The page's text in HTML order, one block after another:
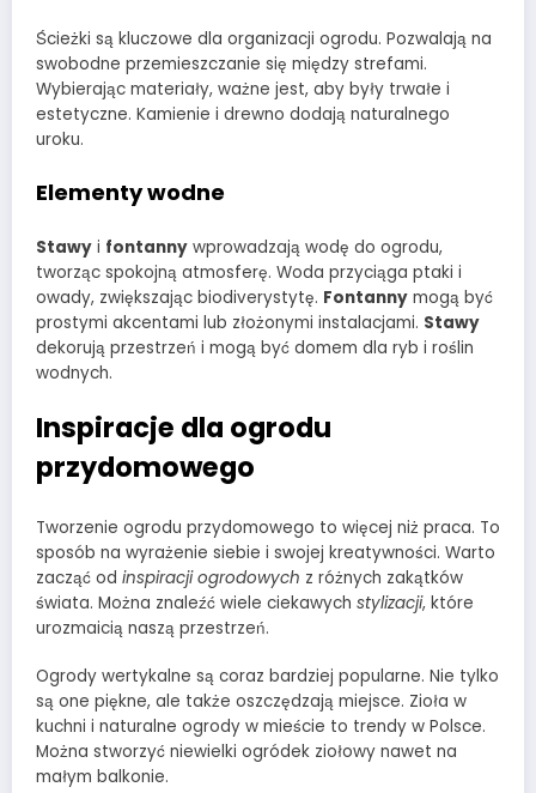
Ścieżki są kluczowe dla organizacji ogrodu. Pozwalają na
swobodne przemieszczanie się między strefami.
Wybierając materiały, ważne jest, aby były trwałe i
estetyczne. Kamienie i drewno dodają naturalnego
uroku.
Elementy wodne
Stawy i fontanny wprowadzają wodę do ogrodu,
tworząc spokojną atmosferę. Woda przyciąga ptaki i
owady, zwiększając biodiverystytę. Fontanny mogą być
prostymi akcentami lub złożonymi instalacjami. Stawy
dekorują przestrzeń i mogą być domem dla ryb i roślin
wodnych.
Inspiracje dla ogrodu
przydomowego
Tworzenie ogrodu przydomowego to więcej niż praca. To
sposób na wyrażenie siebie i swojej kreatywności. Warto
zacząć od inspiracji ogrodowych z różnych zakątków
świata. Można znaleźć wiele ciekawych stylizacji, które
urozmaicią naszą przestrzeń.
Ogrody wertykalne są coraz bardziej popularne. Nie tylko
są one piękne, ale także oszczędzają miejsce. Zioła w
kuchni i naturalne ogrody w mieście to trendy w Polsce.
Można stworzyć niewielki ogródek ziołowy nawet na
małym balkonie.